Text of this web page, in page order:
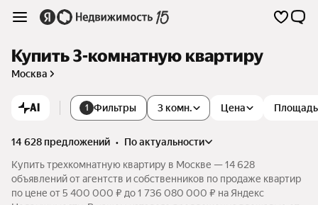
Купить 3-комнатную квартиру
Москва
AI 1 Фильтры 3 комн. Цена Площадь
14 628 предложений •
по актуальности
Купить трехкомнатную квартиру в Москве — 14 628
объявлений от агентств и собственников по продаже квартир
по цене от 5 400 000 ₽ до 1 736 080 000 ₽ на Яндекс